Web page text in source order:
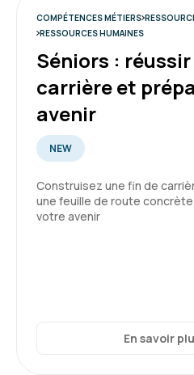
COMPÉTENCES MÉTIERS
RESSOURCES HUMAINES
Séniors :
carrière et
avenir
NEW
Construisez une fin de
une feuille de route
votre avenir
En savoir